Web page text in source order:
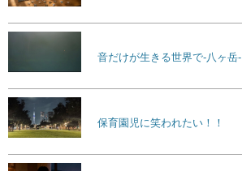
音だけが生きる世界で-八ヶ岳-
保育園児に笑われたい！！